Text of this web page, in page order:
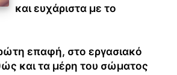
και ευχάριστα με το
επαφή, στο εργασιακό
και τα μέρη του σώματος